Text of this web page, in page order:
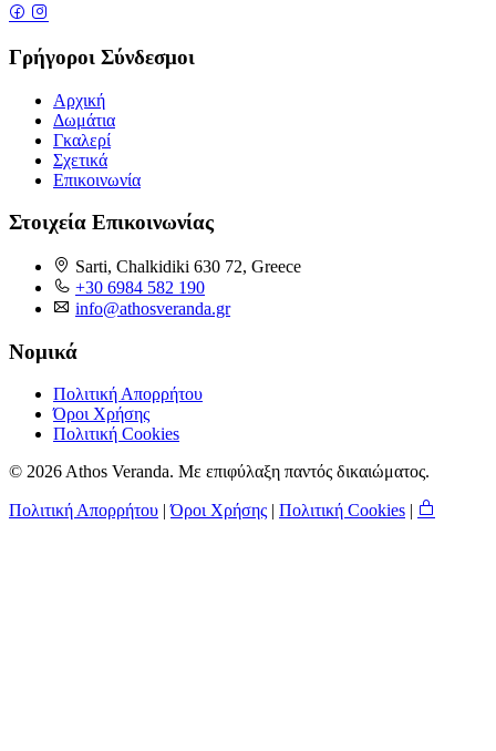
Γρήγοροι Σύνδεσμοι
Αρχική
Δωμάτια
Γκαλερί
Σχετικά
Επικοινωνία
Στοιχεία Επικοινωνίας
Sarti, Chalkidiki 630 72, Greece
+30 6984 582 190
info@athosveranda.gr
Νομικά
Πολιτική Απορρήτου
Όροι Χρήσης
Πολιτική Cookies
© 2026 Athos Veranda. Με επιφύλαξη παντός δικαιώματος.
Πολιτική Απορρήτου | Όροι Χρήσης | Πολιτική Cookies |